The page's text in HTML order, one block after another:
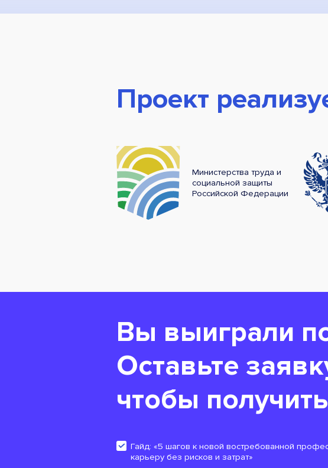
Проект
Министерства труда и
социальной защиты
Российской Федерации
Вы выиграли
Оставьте
чтобы
Гайд: «5 шагов к новой востребованной
карьеру без рисков и затрат»